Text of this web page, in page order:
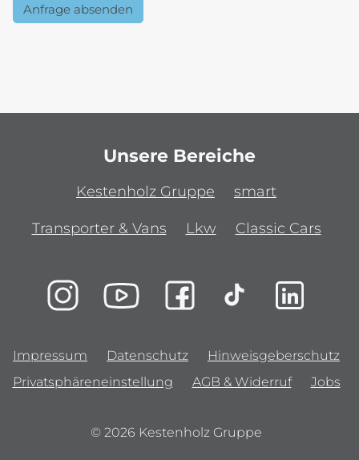
Anfrage absenden
Unsere Bereiche
Kestenholz Gruppe smart
Transporter & Vans Lkw Classic Cars
Impressum Datenschutz
Hinweisgeberschutz
Privatsphäreneinstellung
AGB & Widerruf Jobs
© 2026 Kestenholz Gruppe